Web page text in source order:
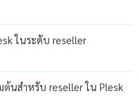
ในระดับ reseller
นสำหรับ reseller ใน Plesk